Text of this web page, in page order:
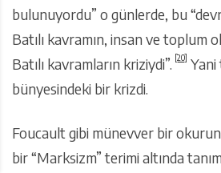
bulunuyordu” o günlerde, bu
Batılı kavramın, insan ve toplum
Batılı kavramların kriziydi”. [20]
bünyesindeki bir krizdi.
Foucault gibi münevver bir okurun
bir “Marksizm” terimi altında